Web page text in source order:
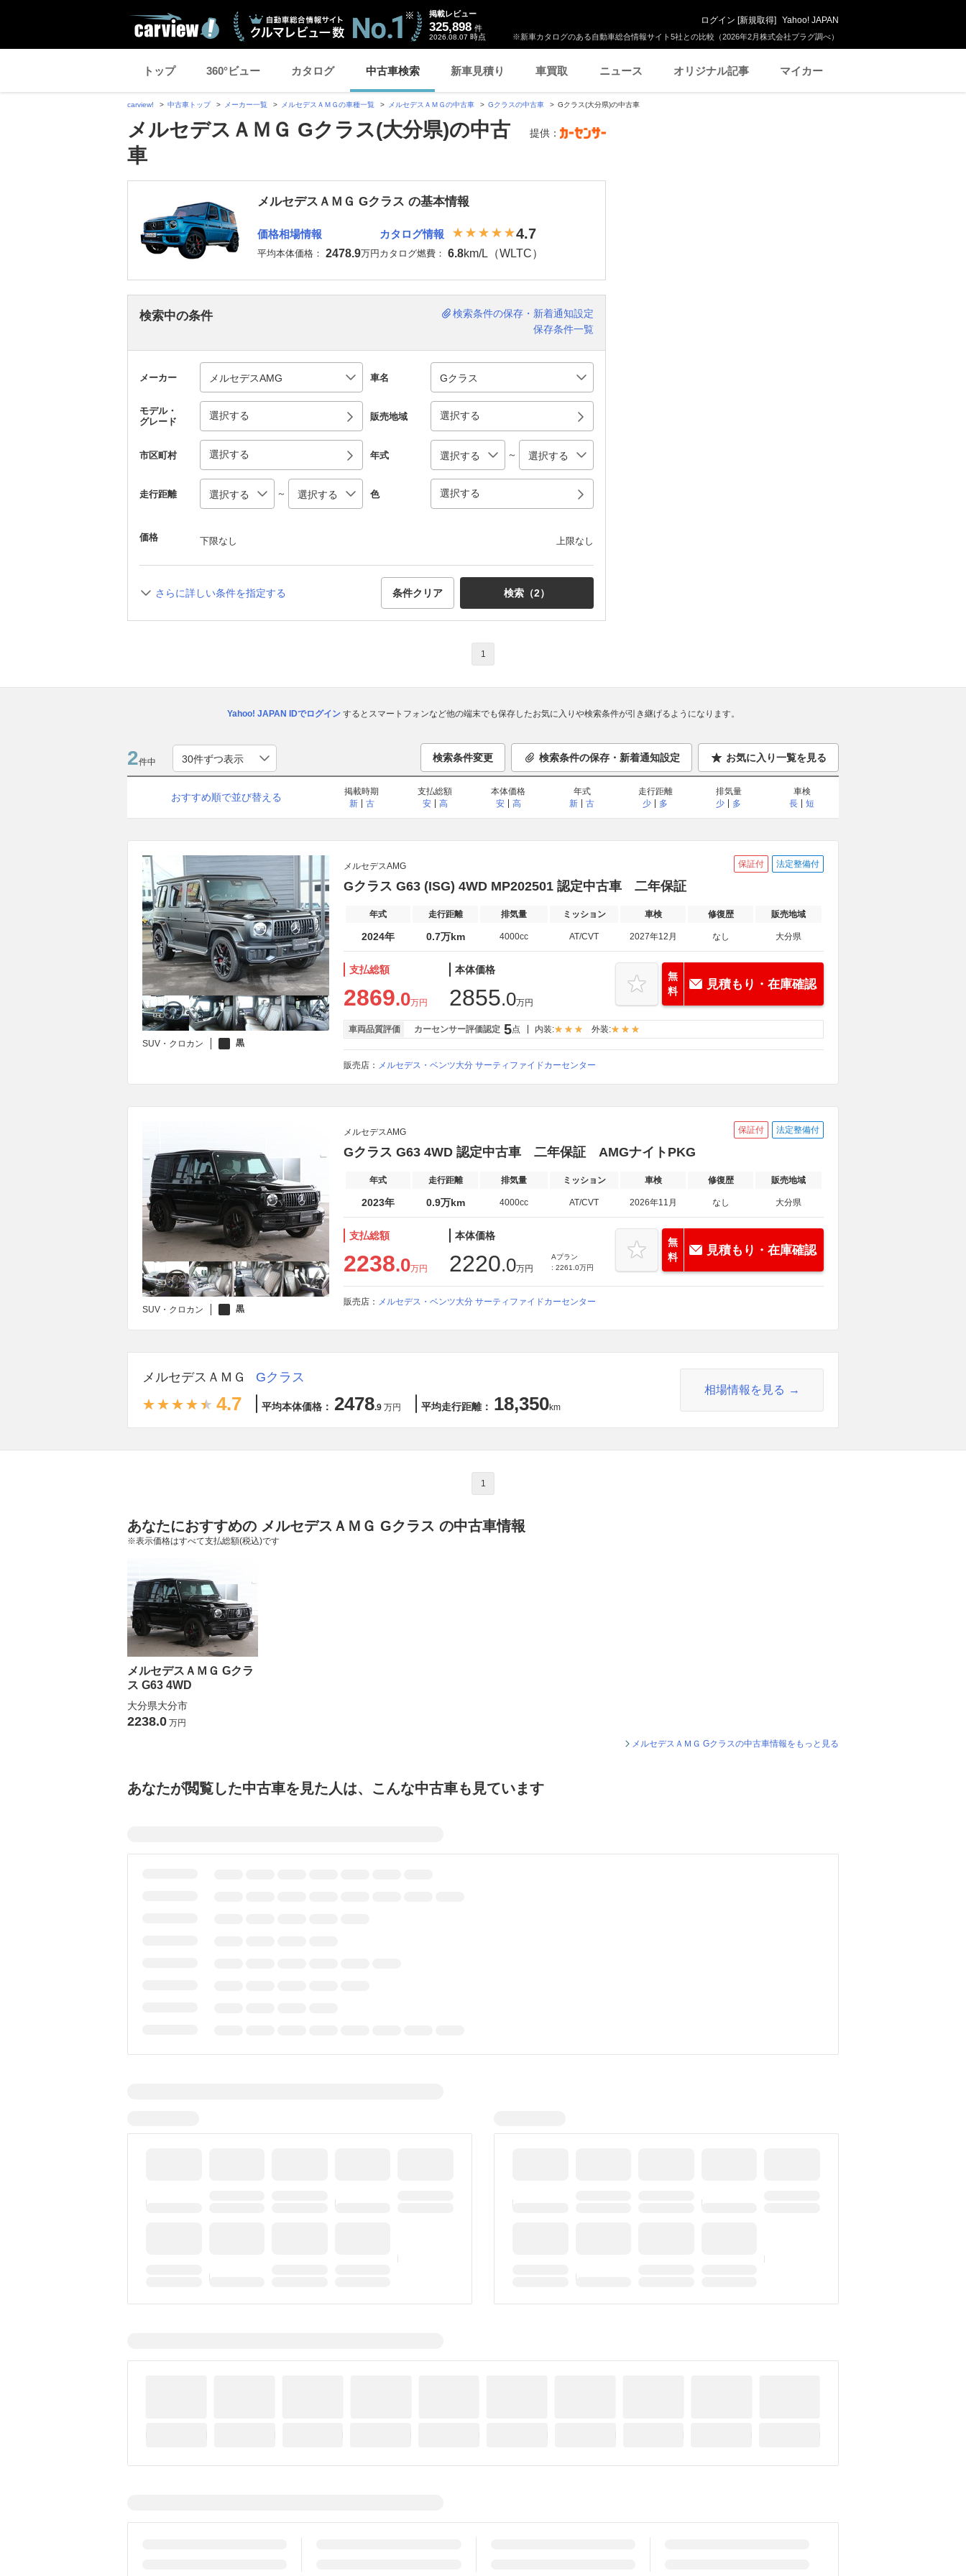
※新車カタログのある自動車総合情報サイト5社との比較（2026年2月株式会社プラグ調べ）
掲載レビュー
325,898 件
2026.08.07 時点
ログイン [新規取得] Yahoo! JAPAN
トップ 360°ビュー カタログ 中古車検索 新車見積り 車買取 ニュース オリジナル記事 マイカー
carview! 中古車トップ メーカー一覧 メルセデスＡＭＧの車種一覧 メルセデスＡＭＧの中古車 Gクラスの中古車 Gクラス(大分県)の中古車
メルセデスＡＭＧ Gクラス(大分県)の中古
車
提供：
メルセデスＡＭＧ Gクラス の基本情報
価格相場情報
平均本体価格： 2478.9万円
カタログ情報 4.7
カタログ燃費： 6.8km/L（WLTC）
検索中の条件
検索条件の保存・新着通知設定
保存条件一覧
メーカー 車名
モデル・
グレード
選択する 販売地域 選択する
市区町村 選択する 年式 ～
走行距離 ～ 色 選択する
価格 下限なし 上限なし
さらに詳しい条件を指定する 条件クリア 検索（2）
1
Yahoo! JAPAN IDでログインするとスマートフォンなど他の端末でも保存したお気に入りや検索条件が引き継げるようになります。
2件中 検索条件変更 検索条件の保存・新着通知設定 お気に入り一覧を見る
おすすめ順で並び替える
掲載時期
新
古
支払総額
安
高
本体価格
安
高
年式
新
古
走行距離
少
多
排気量
少
多
車検
長
短
SUV・クロカン 黒
メルセデスAMG 保証付 法定整備付
Gクラス G63 (ISG) 4WD MP202501 認定中古車 二年保証
年式 走行距離 排気量 ミッション 車検 修復歴 販売地域
2024年 0.7万km 4000cc AT/CVT 2027年12月 なし 大分県
支払総額
2869.0万円
本体価格
2855.0万円
無
料
見積もり・在庫確認
車両品質評価 カーセンサー評価認定 5点 内装: 外装:
販売店： メルセデス・ベンツ大分 サーティファイドカーセンター
SUV・クロカン 黒
メルセデスAMG 保証付 法定整備付
Gクラス G63 4WD 認定中古車 二年保証 AMGナイトPKG
年式 走行距離 排気量 ミッション 車検 修復歴 販売地域
2023年 0.9万km 4000cc AT/CVT 2026年11月 なし 大分県
支払総額
2238.0万円
本体価格
2220.0万円
Aプラン
: 2261.0万円
無
料
見積もり・在庫確認
販売店： メルセデス・ベンツ大分 サーティファイドカーセンター
メルセデスＡＭＧ Gクラス
4.7 平均本体価格： 2478.9 万円 平均走行距離： 18,350km
相場情報を見る
1
あなたにおすすめの メルセデスＡＭＧ Gクラス の中古車情報
※表示価格はすべて支払総額(税込)です
メルセデスＡＭＧ Gクラ
ス G63 4WD
大分県大分市
2238.0 万円
メルセデスＡＭＧ Gクラスの中古車情報をもっと見る
あなたが閲覧した中古車を見た人は、こんな中古車も見ています